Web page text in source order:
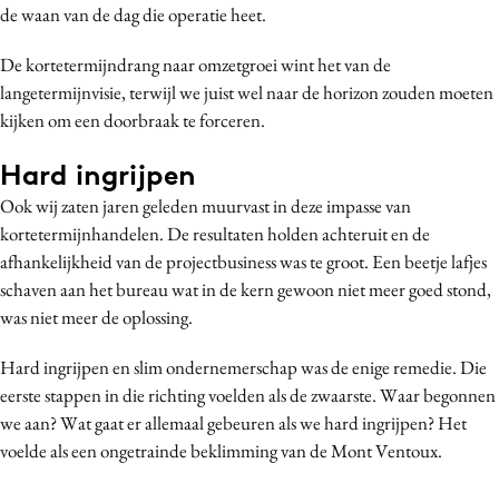
de waan van de dag die operatie heet.
De kortetermijndrang naar omzetgroei wint het van de
langetermijnvisie, terwijl we juist wel naar de horizon zouden moeten
kijken om een doorbraak te forceren.
Hard ingrijpen
Ook wij zaten jaren geleden muurvast in deze impasse van
kortetermijnhandelen. De resultaten holden achteruit en de
afhankelijkheid van de projectbusiness was te groot. Een beetje lafjes
schaven aan het bureau wat in de kern gewoon niet meer goed stond,
was niet meer de oplossing.
Hard ingrijpen en slim ondernemerschap was de enige remedie. Die
eerste stappen in die richting voelden als de zwaarste. Waar begonnen
we aan? Wat gaat er allemaal gebeuren als we hard ingrijpen? Het
voelde als een ongetrainde beklimming van de Mont Ventoux.